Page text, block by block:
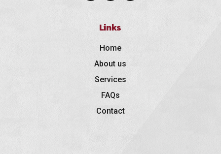
Links
Home
About us
Services
FAQs
Contact